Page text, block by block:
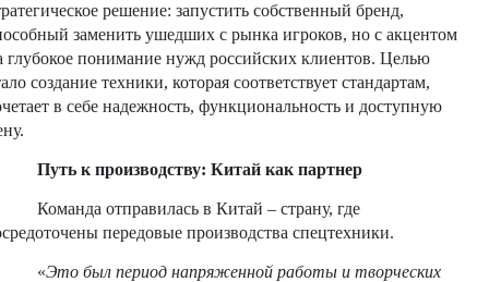
решение: запустить собственный бренд,
заменить ушедших с рынка игроков, но с акцентом
глубокое понимание нужд российских клиентов. Целью
создание техники, которая соответствует стандартам,
в себе надежность, функциональность и доступную
Путь к производству: Китай как партнер
Команда отправилась в Китай – страну, где
передовые производства спецтехники.
«Это был период напряженной работы и творческих